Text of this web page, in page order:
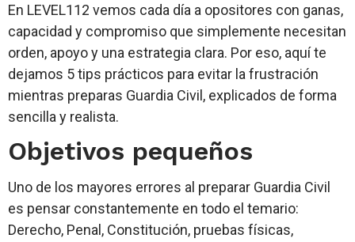
En LEVEL112 vemos cada día a opositores con ganas,
capacidad y compromiso que simplemente necesitan
orden, apoyo y una estrategia clara. Por eso, aquí te
dejamos 5 tips prácticos para evitar la frustración
mientras preparas Guardia Civil, explicados de forma
sencilla y realista.
Objetivos pequeños
Uno de los mayores errores al preparar Guardia Civil
es pensar constantemente en todo el temario:
Derecho, Penal, Constitución, pruebas físicas,